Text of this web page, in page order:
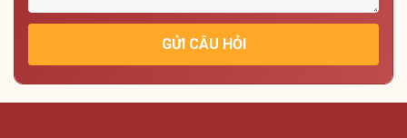
GỬI CÂU HỎI